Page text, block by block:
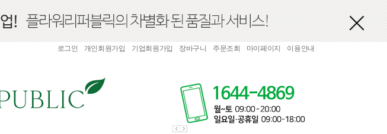
로그인 개인회원가입 기업회원가입 장바구니 주문조회 마이페이지 이용안내